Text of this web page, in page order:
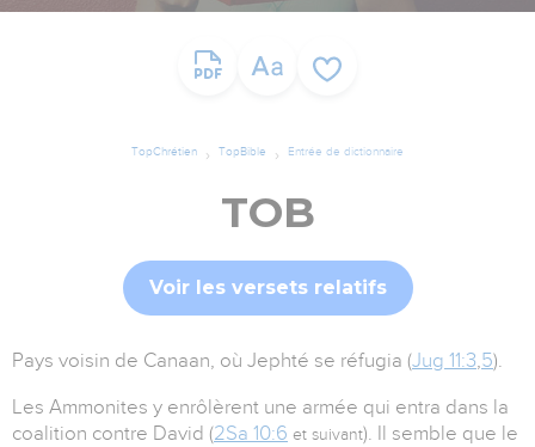
TopChrétien TopBible Entrée de dictionnaire
TOB
Voir les versets relatifs
Pays voisin de Canaan, où Jephté se réfugia (Jug 11:3,5).
Les Ammonites y enrôlèrent une armée qui entra dans la
coalition contre David (2Sa 10:6 et suivant). Il semble que le